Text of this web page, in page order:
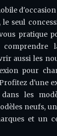
le seul
pratique
aussi les
pour
d'une
les
neufs,
et un